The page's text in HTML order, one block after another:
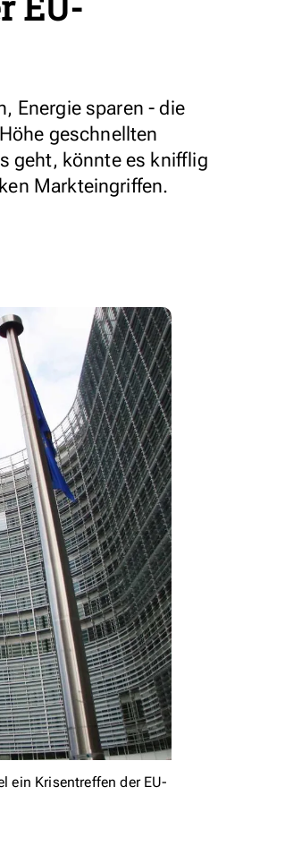
Energie sparen - die
geschnellten
geht, könnte es knifflig
Markteingriffen.
ein Krisentreffen der EU-